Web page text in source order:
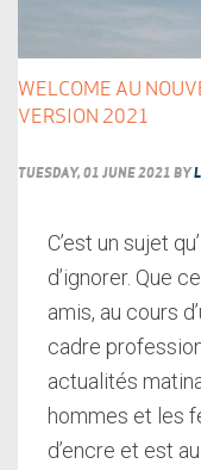
WELCOME AU
VERSION 2021
TUESDAY, 01 JUNE 2021 BY
C’est un sujet
d’ignorer. Que
amis, au cours
cadre
actualités
hommes et les
d’encre et est